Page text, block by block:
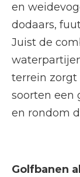
en
dodaars,
Juist de
terrein zorgt
soorten een
en rondom
Golfbanen